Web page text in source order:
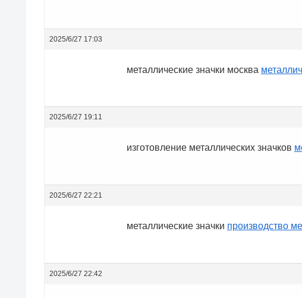
2025/6/27 17:03
металлические значки москва
2025/6/27 19:11
изготовление металлических значков
2025/6/27 22:21
металлические значки производство
2025/6/27 22:42